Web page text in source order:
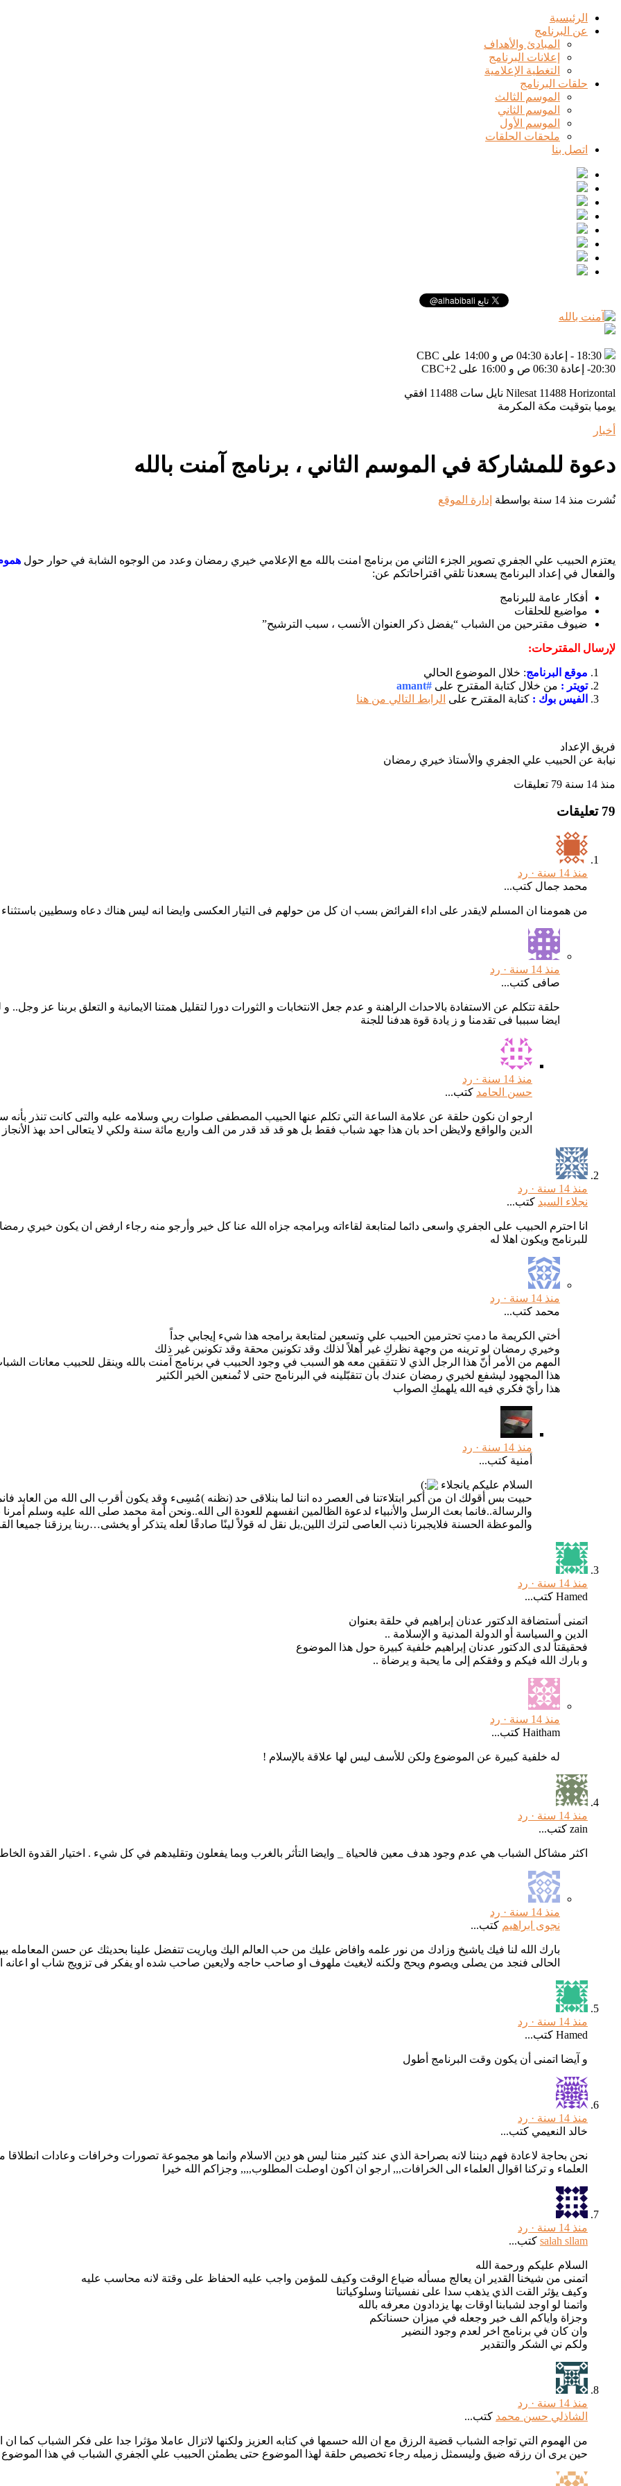
الرئيسية
عن البرنامج
المبادئ والأهداف
إعلانات البرنامج
التغطية الإعلامية
حلقات البرنامج
الموسم الثالث
الموسم الثاني
الموسم الأول
ملحقات الحلقات
اتصل بنا
20:30- إعادة 06:30 ص و 16:00 على CBC+2
Nilesat 11488 Horizontal نايل سات 11488 افقي
يوميا بتوقيت مكة المكرمة
أخبار
دعوة للمشاركة في الموسم الثاني ، برنامج آمنت بالله
نُشرت منذ 14 سنة بواسطة إدارة الموقع
يعتزم الحبيب علي الجفري تصوير الجزء الثاني من برنامج امنت بالله مع الإعلامي خيري رمضان وعدد من الوجوه الشابة في حوار حول
والفعال في إعداد البرنامج يسعدنا تلقي اقتراحاتكم عن:
أفكار عامة للبرنامج
مواضيع للحلقات
ضيوف مقترحين من الشباب “يفضل ذكر العنوان الأنسب ، سبب الترشيح”
لإرسال المقترحات:
موقع البرنامج: خلال الموضوع الحالي
تويتر : من خلال كتابة المقترح على #amant
الفيس بوك : كتابة المقترح على الرابط التالي من هنا
فريق الإعداد
نيابة عن الحبيب علي الجفري والأستاذ خيري رمضان
منذ 14 سنة 79 تعليقات
79 تعليقات
منذ 14 سنة ·
رد
محمد جمال كتب...
من همومنا ان المسلم لايقدر على اداء الفرائض بسب ان كل من حولهم فى التيار العكسى وايضا انه ليس هناك دعاه وسطيين باستثناء
منذ 14 سنة ·
رد
صافى كتب...
حلقة تتكلم عن الاستفادة بالاحداث الراهنة و عدم جعل الانتخابات و الثورات دورا لتقليل همتنا الايمانية و التعلق بربنا عز
ايضا سبببا فى تقدمنا و ز يادة قوة هدفنا للجنة
منذ 14 سنة ·
رد
حسن الحامد كتب...
ارجو ان نكون حلقة عن علامة الساعة التي تكلم عنها الحبيب المصطفى صلوات ربي وسلامه عليه والتى كانت تنذر
الدين والواقع ولايظن احد بان هذا جهد شباب فقط بل هو قد قد قدر من الف واربع مائة سنة ولكي لا يتعالى احد بهذ الأنجاز
منذ 14 سنة ·
رد
نجلاء السيد كتب...
انا احترم الحبيب على الجفري واسعى دائما لمتابعة لقاءاته وبرامجه جزاه الله عنا كل خير وأرجو منه رجاء ارفض ان يكون خيري
للبرنامج ويكون اهلا له
منذ 14 سنة ·
رد
محمد كتب...
أختي الكريمة ما دمتِ تحترمين الحبيب علي وتسعين لمتابعة برامجه هذا شيء إيجابي جداً
وخيري رمضان لو ترينه من وجهة نظركِ غير أهلاً لذلك وقد تكونين محقة وقد تكونين غير ذلك
المهم من الأمر أنّ هذا الرجل الذي لا تتفقين معه هو السبب في وجود الحبيب في برنامج آمنت بالله وينقل للحبيب معانات
هذا المجهود ليشفع لخيري رمضان عندك بأن تتقبّلينه في البرنامج حتى لا تُمنعين الخير الكثير
هذا رأيّ فكري فيه الله يلهمكِ الصواب
منذ 14 سنة ·
رد
أمنية كتب...
السلام عليكم يانجلاء
حبيت بس أقولك ان من أكبر ابتلاءتنا فى العصر ده اننا لما بنلاقى حد (نظنه )مُسِىء وقد يكون أقرب الى الله من العابد
والرسالة..فانما بعث الرسل والأنبياء لدعوة الظالمين انفسهم للعودة الى الله..ونحن أمة محمد صلى الله عليه وسلم
والموعظة الحسنة فلايجبرنا ذنب العاصى لترك اللين,بل نقل له قولاً لينًا صادقًا لعله يتذكر أو يخشى…ربنا يرزقنا جميعا
منذ 14 سنة ·
رد
Hamed كتب...
اتمنى أستضافة الدكتور عدنان إبراهيم في حلقة بعنوان
الدين و السياسة أو الدولة المدنية و الإسلامة ..
فحقيقتاً لدى الدكتور عدنان إبراهيم خلفية كبيرة حول هذا الموضوع
و بارك الله فيكم و وفقكم إلى ما يحبة و يرضاة ..
منذ 14 سنة ·
رد
Haitham كتب...
له خلفية كبيرة عن الموضوع ولكن للأسف ليس لها علاقة بالإسلام !
منذ 14 سنة ·
رد
zain كتب...
اكثر مشاكل الشباب هي عدم وجود هدف معين فالحياة _ وايضا التأثر بالغرب وبما يفعلون وتقليدهم في كل شيء . اختيار القدوة
منذ 14 سنة ·
رد
نجوى ابراهيم كتب...
بارك الله لنا فيك ياشيخ وزادك من نور علمه وافاض عليك من حب العالم اليك وياريت تتفضل علينا بحديثك عن حسن المعامله
الحالى فنجد من يصلى ويصوم ويحج ولكنه لايغيث ملهوف او صاحب حاجه ولايعين صاحب شده او يفكر فى تزويج شاب او اعانه
منذ 14 سنة ·
رد
Hamed كتب...
و آيضا اتمنى أن يكون وقت البرنامج أطول
منذ 14 سنة ·
رد
خالد النعيمي كتب...
نحن بحاجة لاعادة فهم ديننا لانه بصراحة الذي عند كثير مننا ليس هو دين الاسلام وانما هو مجموعة تصورات وخرافات وعادات انطلاقا
العلماء و تركنا اقوال العلماء الى الخرافات,,, ارجو ان اكون اوصلت المطلوب,,,, وجزاكم الله خيرا
منذ 14 سنة ·
رد
salah sllam كتب...
السلام عليكم ورحمة الله
اتمنى من شيخنا القدير ان يعالج مسأله ضياع الوقت وكيف للمؤمن واجب عليه الحفاظ على وقتة لانه محاسب عليه
وكيف يؤثر القت الذي يذهب سدا على نفسياتنا وسلوكياتنا
واتمنا لو اوجد لشبابنا اوقات بها يزدادون معرفه بالله
وجزاة واياكم الف خير وجعله في ميزان حسناتكم
وان كان في برنامج اخر لعدم وجود النضير
ولكم ني الشكر والتقدير
منذ 14 سنة ·
رد
الشاذلي حسن محمد كتب...
من الهموم التي تواجه الشباب قضية الرزق مع ان الله حسمها في كتابه العزيز ولكنها لاتزال عاملا مؤثرا جدا على فكر الشباب
حين يرى ان رزقه ضيق وليسمثل زميله رجاء تخصيص حلقة لهذا الموضوع حتى يطمئن الحبيب علي الجفري الشباب في هذا الموضوع